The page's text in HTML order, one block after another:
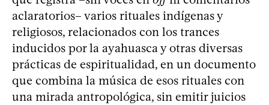
aclaratorios– varios rituales indígenas y
religiosos, relacionados con los trances
inducidos por la ayahuasca y otras diversas
prácticas de espiritualidad, en un documento
que combina la música de esos rituales con
una mirada antropológica, sin emitir juicios